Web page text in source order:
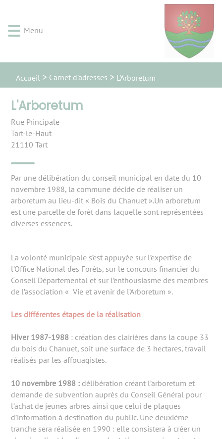
rapide
au
rapide
au
principal
rapide
recherche
rapide
au
de
Menu
Accueil Carnet d'adresses L'Arboretum
L'Arboretum
Rue Principale
Tart-le-Haut
21110 Tart
Par une délibération du conseil municipal en date du 10
novembre 1988, la commune décide de réaliser un
arboretum au lieu-dit « Bois du Chanuet ».Un arboretum
est une parcelle de forêt dans laquelle sont représentées
diverses essences.
La volonté municipale s’est appuyée sur l’expertise de
l’Office National des Forêts, sur le concours financier du
Conseil Départemental et sur l’enthousiasme des membres
de l’association « Vie et avenir de l’Arboretum ».
Les différentes étapes de la réalisation
Hiver 1987-1988 : création des clairières dans la coupe 33
du bois du Chanuet, soit une surface de 3 hectares, travail
réalisés par les affouagistes.
10 novembre 1988 : délibération créant l’arboretum et
demande de subvention auprès du Conseil Général pour
l’achat de jeunes arbres ainsi que celui de plaques
d’information à destination du public. Une deuxième
tranche sera réalisée en 1990 : elle consistera à créer un